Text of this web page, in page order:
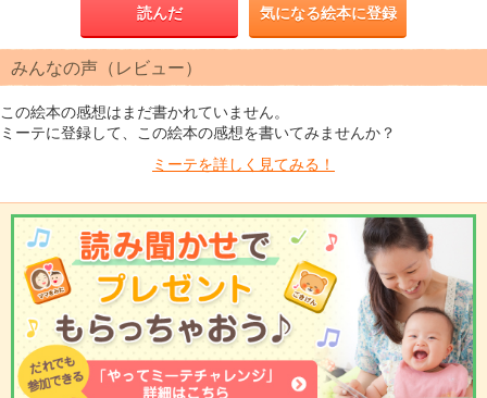
読んだ 気になる絵本に登録
みんなの声（レビュー）
この絵本の感想はまだ書かれていません。
ミーテに登録して、この絵本の感想を書いてみませんか？
ミーテを詳しく見てみる！